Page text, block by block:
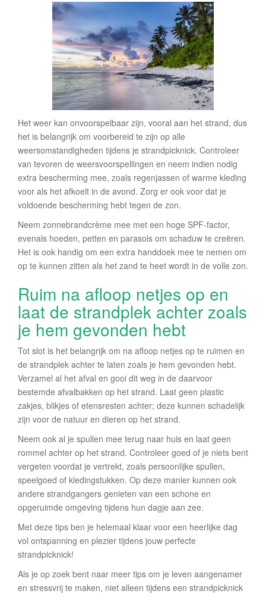
Het weer kan onvoorspelbaar zijn, vooral aan het strand, dus
het is belangrijk om voorbereid te zijn op alle
weersomstandigheden tijdens je strandpicknick. Controleer
van tevoren de weersvoorspellingen en neem indien nodig
extra bescherming mee, zoals regenjassen of warme kleding
voor als het afkoelt in de avond. Zorg er ook voor dat je
voldoende bescherming hebt tegen de zon.
Neem zonnebrandcrème mee met een hoge SPF-factor,
evenals hoeden, petten en parasols om schaduw te creëren.
Het is ook handig om een extra handdoek mee te nemen om
op te kunnen zitten als het zand te heet wordt in de volle zon.
Ruim na afloop netjes op en
laat de strandplek achter zoals
je hem gevonden hebt
Tot slot is het belangrijk om na afloop netjes op te ruimen en
de strandplek achter te laten zoals je hem gevonden hebt.
Verzamel al het afval en gooi dit weg in de daarvoor
bestemde afvalbakken op het strand. Laat geen plastic
zakjes, blikjes of etensresten achter; deze kunnen schadelijk
zijn voor de natuur en dieren op het strand.
Neem ook al je spullen mee terug naar huis en laat geen
rommel achter op het strand. Controleer goed of je niets bent
vergeten voordat je vertrekt, zoals persoonlijke spullen,
speelgoed of kledingstukken. Op deze manier kunnen ook
andere strandgangers genieten van een schone en
opgeruimde omgeving tijdens hun dagje aan zee.
Met deze tips ben je helemaal klaar voor een heerlijke dag
vol ontspanning en plezier tijdens jouw perfecte
strandpicknick!
Als je op zoek bent naar meer tips om je leven aangenamer
en stressvrij te maken, niet alleen tijdens een strandpicknick